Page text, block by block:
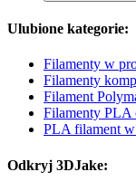
Ulubione kategorie:
Filamenty w
Filamenty
Filament
Filamenty PLA
PLA filament
Odkryj 3DJake: